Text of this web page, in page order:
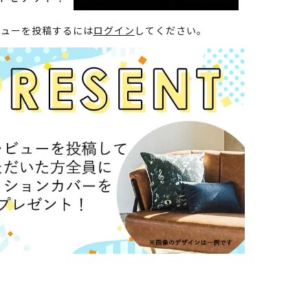
ーを投稿するにはログイン してください。